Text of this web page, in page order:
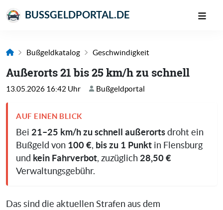
BUSSGELDPORTAL.DE
Bußgeldkatalog Geschwindigkeit
Außerorts 21 bis 25 km/h zu schnell
13.05.2026 16:42 Uhr Bußgeldportal
AUF EINEN BLICK
Bei 21–25 km/h zu schnell außerorts droht ein
Bußgeld von 100 €, bis zu 1 Punkt in Flensburg
und kein Fahrverbot, zuzüglich 28,50 €
Verwaltungsgebühr.
Das sind die aktuellen Strafen aus dem